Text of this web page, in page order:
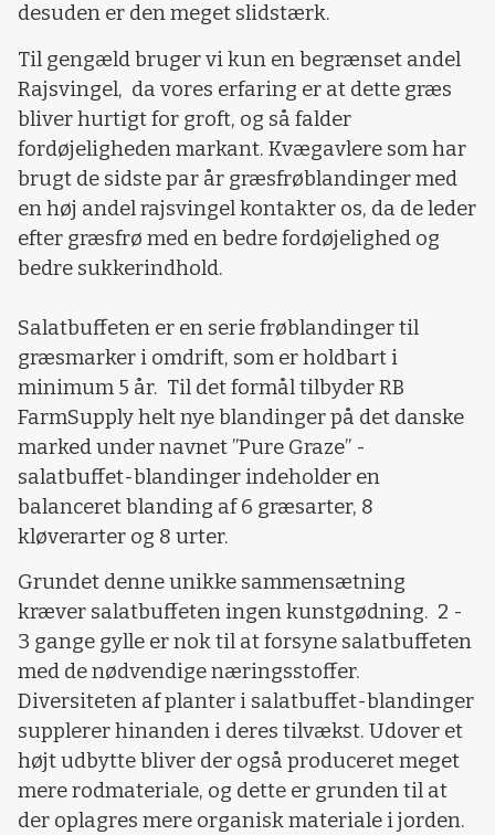
desuden er den meget slidstærk.
Til gengæld bruger vi kun en begrænset andel
Rajsvingel, da vores erfaring er at dette græs
bliver hurtigt for groft, og så falder
fordøjeligheden markant. Kvægavlere som har
brugt de sidste par år græsfrøblandinger med
en høj andel rajsvingel kontakter os, da de leder
efter græsfrø med en bedre fordøjelighed og
bedre sukkerindhold.
Salatbuffeten er en serie frøblandinger til
græsmarker i omdrift, som er holdbart i
minimum 5 år. Til det formål tilbyder RB
FarmSupply helt nye blandinger på det danske
marked under navnet ”Pure Graze” -
salatbuffet-blandinger indeholder en
balanceret blanding af 6 græsarter, 8
kløverarter og 8 urter.
Grundet denne unikke sammensætning
kræver salatbuffeten ingen kunstgødning. 2 -
3 gange gylle er nok til at forsyne salatbuffeten
med de nødvendige næringsstoffer.
Diversiteten af planter i salatbuffet-blandinger
supplerer hinanden i deres tilvækst. Udover et
højt udbytte bliver der også produceret meget
mere rodmateriale, og dette er grunden til at
der oplagres mere organisk materiale i jorden.